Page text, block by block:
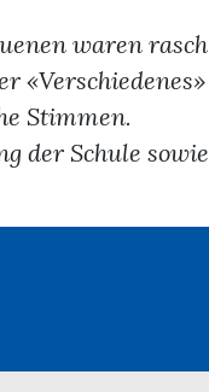
waren rasch
«Verschiedenes»
Stimmen.
der Schule sowie